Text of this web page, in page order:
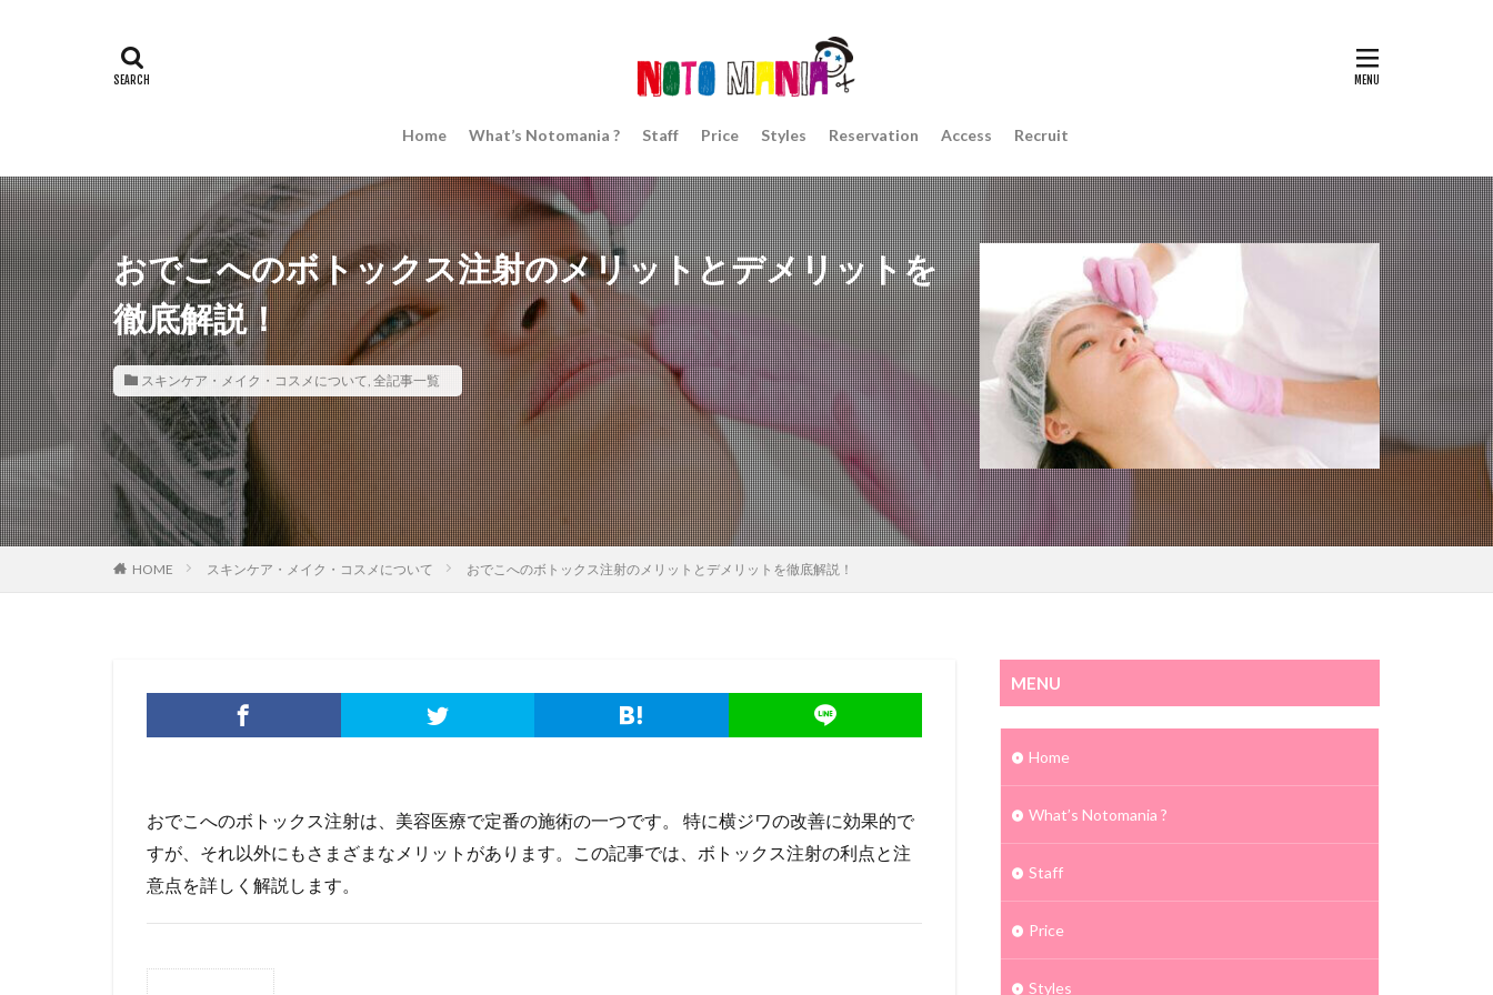
Home What’s Notomania ? Staff Price Styles Reservation Access Recruit
おでこへのボトックス注射のメリットとデメリットを
徹底解説！
スキンケア・メイク・コスメについて, 全記事一覧
HOME スキンケア・メイク・コスメについて おでこへのボトックス注射のメリットとデメリットを徹底解説！
おでこへのボトックス注射は、美容医療で定番の施術の一つです。 特に横ジワの改善に効果的で
すが、それ以外にもさまざまなメリットがあります。この記事では、ボトックス注射の利点と注
意点を詳しく解説します。
MENU
Home
What’s Notomania ?
Staff
Price
Styles